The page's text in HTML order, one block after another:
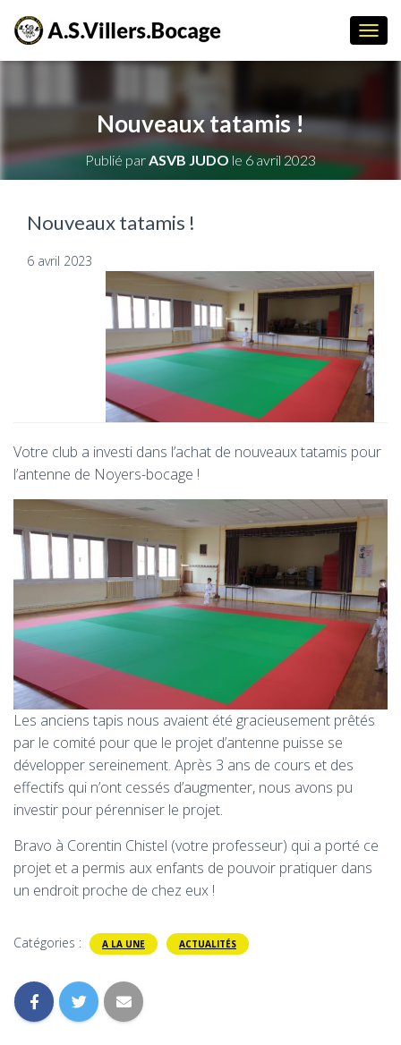
D
É
E
A
A
O
N
Nouveaux tatamis !
Publié parASVB JUDO le6 avril 2023
Nouveaux tatamis !
6 avril 2023
Votre club a investi dans l’achat de nouveaux tatamis pour
l’antenne de Noyers-bocage !
Les anciens tapis nous avaient été gracieusement prêtés
par le comité pour que le projet d’antenne puisse se
développer sereinement. Après 3 ans de cours et des
effectifs qui n’ont cessés d’augmenter, nous avons pu
investir pour pérenniser le projet.
Bravo à Corentin Chistel (votre professeur) qui a porté ce
projet et a permis aux enfants de pouvoir pratiquer dans
un endroit proche de chez eux !
Catégories : A LA UNE ACTUALITÉS